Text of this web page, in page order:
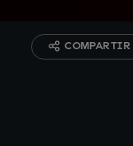
COMPARTIR